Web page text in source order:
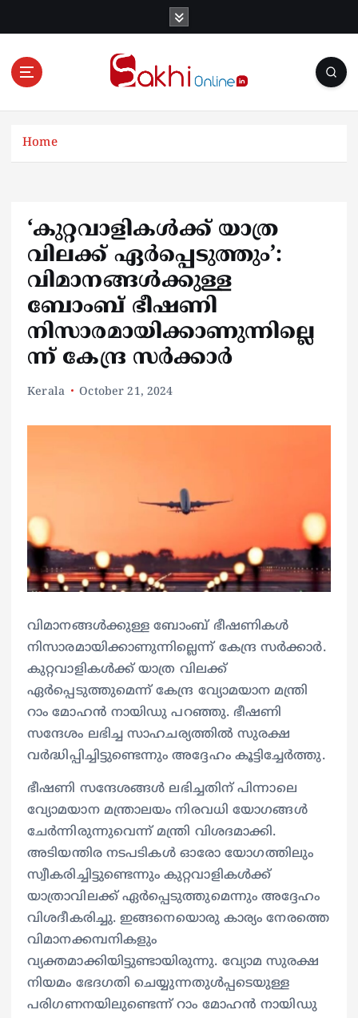
Online News Portal
Home
‘കുറ്റവാളികള്‍ക്ക് യാത്ര
വിലക്ക് ഏര്‍പ്പെടുത്തും’:
വിമാനങ്ങള്‍ക്കുള്ള
ബോംബ് ഭീഷണി
നിസാരമായിക്കാണുന്നില്ലെ
ന്ന് കേന്ദ്ര സര്‍ക്കാര്‍
Kerala October 21, 2024
വിമാനങ്ങള്‍ക്കുള്ള ബോംബ് ഭീഷണികള്‍
നിസാരമായിക്കാണുന്നില്ലെന്ന് കേന്ദ്ര സര്‍ക്കാര്‍.
കുറ്റവാളികള്‍ക്ക് യാത്ര വിലക്ക്
ഏര്‍പ്പെടുത്തുമെന്ന് കേന്ദ്ര വ്യോമയാന മന്ത്രി
റാം മോഹന്‍ നായിഡു പറഞ്ഞു. ഭീഷണി
സന്ദേശം ലഭിച്ച സാഹചര്യത്തില്‍ സുരക്ഷ
വര്‍ദ്ധിപ്പിച്ചിട്ടുണ്ടെന്നും അദ്ദേഹം കൂട്ടിച്ചേര്‍ത്തു.
ഭീഷണി സന്ദേശങ്ങള്‍ ലഭിച്ചതിന് പിന്നാലെ
വ്യോമയാന മന്ത്രാലയം നിരവധി യോഗങ്ങള്‍
ചേര്‍ന്നിരുന്നുവെന്ന് മന്ത്രി വിശദമാക്കി.
അടിയന്തിര നടപടികള്‍ ഓരോ യോഗത്തിലും
സ്വീകരിച്ചിട്ടുണ്ടെന്നും കുറ്റവാളികള്‍ക്ക്
യാത്രാവിലക്ക് ഏര്‍പ്പെടുത്തുമെന്നും അദ്ദേഹം
വിശദീകരിച്ചു. ഇങ്ങനെയൊരു കാര്യം നേരത്തെ
വിമാനക്കമ്പനികളും
വ്യക്തമാക്കിയിട്ടുണ്ടായിരുന്നു. വ്യോമ സുരക്ഷ
നിയമം ഭേദഗതി ചെയ്യുന്നതുള്‍പ്പടെയുള്ള
പരിഗണനയിലുണ്ടെന്ന് റാം മോഹന്‍ നായിഡു